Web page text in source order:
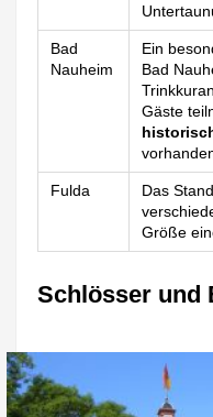
Bad
Nauheim
Ein
Bad
Gäste
Fulda
Das
Größe
Schlösser und